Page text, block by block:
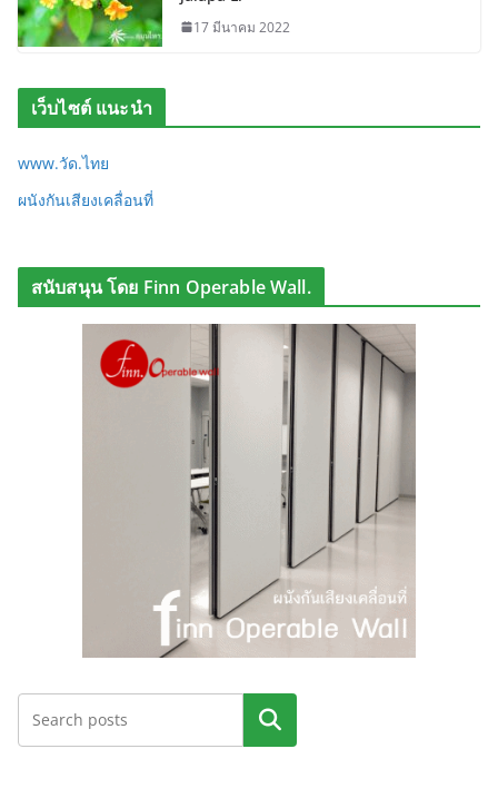
17 มีนาคม 2022
เว็บไซต์ แนะนำ
www.วัด.ไทย
ผนังกันเสียงเคลื่อนที่
สนับสนุน โดย Finn Operable Wall.
ค้นหา